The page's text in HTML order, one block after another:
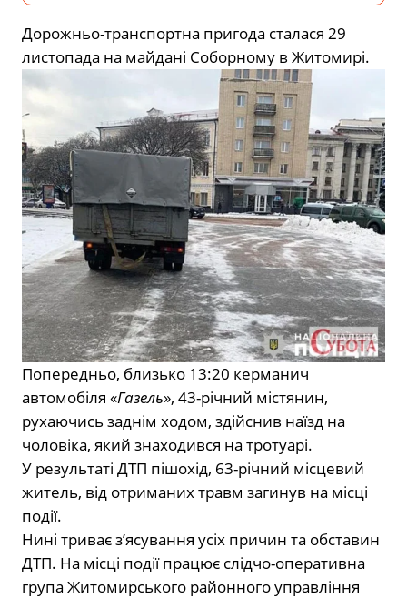
Дорожньо-транспортна пригода сталася 29
листопада на майдані Соборному в Житомирі.
Попередньо, близько 13:20 керманич
автомобіля «Газель», 43-річний містянин,
рухаючись заднім ходом, здійснив наїзд на
чоловіка, який знаходився на тротуарі.
У результаті ДТП пішохід, 63-річний місцевий
житель, від отриманих травм загинув на місці
події.
Нині триває з’ясування усіх причин та обставин
ДТП. На місці події працює слідчо-оперативна
група Житомирського районного управління